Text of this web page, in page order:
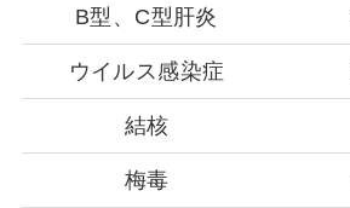
B型、C型肝炎
ウイルス感染症
結核
梅毒